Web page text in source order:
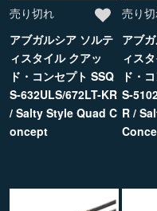
売り切れ
アブガルシア ソルテ
ィスタイル クアッ
ド・コンセプト SSQ
S-632ULS/672LT-KR
/ Salty Style Quad C
oncept
売り
アブ
ィス
ド・
S-
R /